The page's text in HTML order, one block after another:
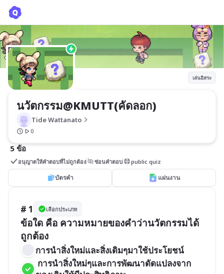
เล่นอิสระ
นวัตกรรม@KMUTT(คัดลอก)
Tide Wattanato
0
5 ข้อ
อนุญาตให้คำตอบที่ไม่ถูกต้อง ซ่อนคำตอบ public quiz
บัตรคำ แผ่นงาน
# 1 เลือกประเภท
ข้อใด คือ ความหมายของคำว่านวัตกรรมได้
ถูกต้อง
การนำสิ่งใหม่และสิ่งเดิมๆมาใช้ประโยชน์